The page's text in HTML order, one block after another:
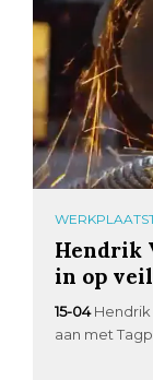
Hendrik
in op
15-04
aan met